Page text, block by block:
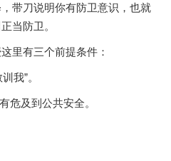
刀说明你有防卫意识，也就
当防卫。
有三个前提条件：
我”。
及到公共安全。